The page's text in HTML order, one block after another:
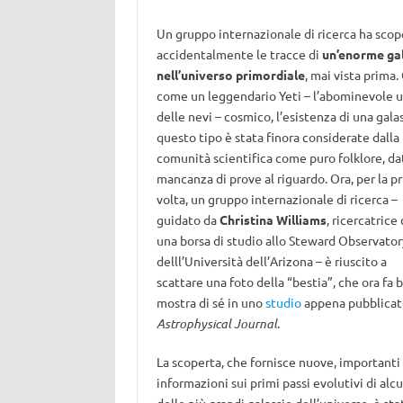
Un gruppo internazionale di ricerca ha
accidentalmente le tracce di un’enorme
nell’universo primordiale, mai vista prima.
come un leggendario Yeti – l’abominevole
delle nevi – cosmico, l’esistenza di una
questo tipo è stata finora considerate dalla
comunità scientifica come puro folklore,
mancanza di prove al riguardo. Ora, per la
volta, un gruppo internazionale di ricerca –
guidato daChristina Williams, ricercatrice
una borsa di studio allo Steward
delll’Università dell’Arizona – è riuscito a
scattare una foto della “bestia”, che ora fa
mostra di sé in unostudioappena
Astrophysical Journal.
La scoperta, che fornisce nuove, importanti
informazioni sui primi passi evolutivi di